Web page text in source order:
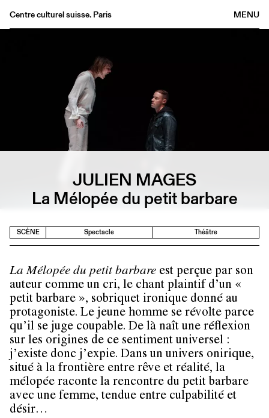
MENU
Centre culturel suisse. Paris
Informations
JULIEN MAGES
La Mélopée du petit barbare
SCÈNE Spectacle Théâtre
La Mélopée du petit barbare est perçue par son
auteur comme un cri, le chant plaintif d’un «
petit barbare », sobriquet ironique donné au
protagoniste. Le jeune homme se révolte parce
qu’il se juge coupable. De là naît une réflexion
sur les origines de ce sentiment universel :
j’existe donc j’expie. Dans un univers onirique,
situé à la frontière entre rêve et réalité, la
mélopée raconte la rencontre du petit barbare
avec une femme, tendue entre culpabilité et
désir…